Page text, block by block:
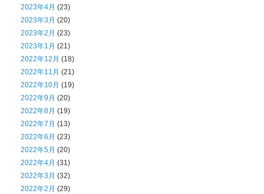
2023年4月 (23)
2023年3月 (20)
2023年2月 (23)
2023年1月 (21)
2022年12月 (18)
2022年11月 (21)
2022年10月 (19)
2022年9月 (20)
2022年8月 (19)
2022年7月 (13)
2022年6月 (23)
2022年5月 (20)
2022年4月 (31)
2022年3月 (32)
2022年2月 (29)